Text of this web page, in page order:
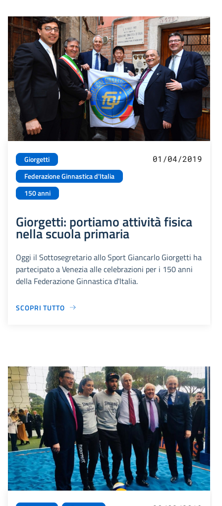
Giorgetti
Federazione Ginnastica d'Italia
150 anni
01/04/2019
Giorgetti: portiamo attività fisica
nella scuola primaria
Oggi il Sottosegretario allo Sport Giancarlo Giorgetti ha
partecipato a Venezia alle celebrazioni per i 150 anni
della Federazione Ginnastica d'Italia.
SCOPRI TUTTO